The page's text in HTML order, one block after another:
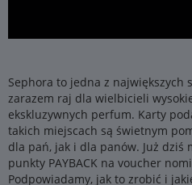
Sephora to jedna z
zarazem raj dla wielbicieli
ekskluzywnych perfum. Karty
takich miejscach są świetnym
dla pań, jak i dla panów. Już dziś
punkty PAYBACK na voucher
Podpowiadamy, jak to zrobić i